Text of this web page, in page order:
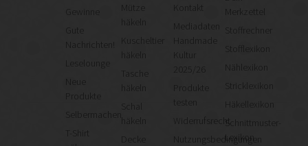
Gute
Nachrichten!
Leselounge
Neue
Produkte
Selbermachen
T-Shirt
Mütze
häkeln
Kuscheltier
Tasche
häkeln
Kontakt
Mediadaten
Kultur
Produkte
testen
Widerrufsrecht
Nutzungsbedingungen
Merkzettel
Stoffrechner
Stofflexikon
Nählexikon
Stricklexikon
Häkellexikon
Schnittmuster-
Lexikon